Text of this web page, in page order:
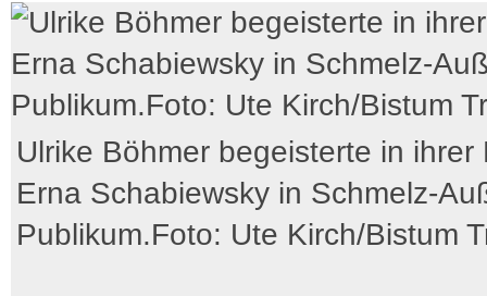
Ulrike Böhmer begeisterte in ihrer
Erna Schabiewsky in Schmelz-
Publikum.Foto: Ute Kirch/Bistum